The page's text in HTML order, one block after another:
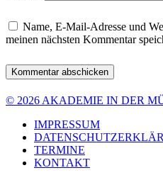
Name, E-Mail-Adresse und
meinen nächsten Kommentar
© 2026 AKADEMIE IN DER
IMPRESSUM
TERMINE
KONTAKT